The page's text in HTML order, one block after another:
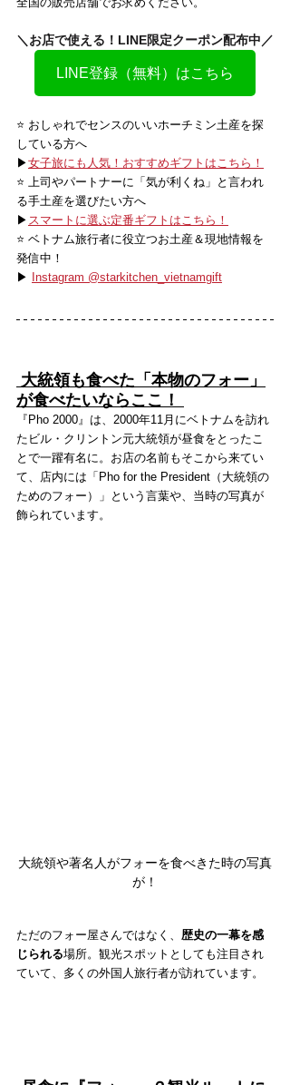
＼お店で使える！LINE限定クーポン配布中／
LINE登録（無料）はこちら
⭐️ おしゃれでセンスのいいホーチミン土産を探
している方へ
▶女子旅にも人気！おすすめギフトはこちら！
⭐️ 上司やパートナーに「気が利くね」と言われ
る手土産を選びたい方へ
▶ スマートに選ぶ定番ギフトはこちら！
⭐️ ベトナム旅行者に役立つお土産＆現地情報を
発信中！
▶ Instagram @starkitchen_vietnamgift
が食べたいならここ！
『Pho 2000』は、2000年11月にベトナムを訪れ
たビル・クリントン元大統領が昼食をとったこ
とで一躍有名に。お店の名前もそこから来てい
て、店内には「Pho for the President（大統領の
ためのフォー）」という言葉や、当時の写真が
飾られています。
大統領や著名人がフォーを食べきた時の写真
が！
ただのフォー屋さんではなく、 歴史の一幕を感
じられる場所。観光スポットとしても注目され
ていて、多くの外国人旅行者が訪れています。